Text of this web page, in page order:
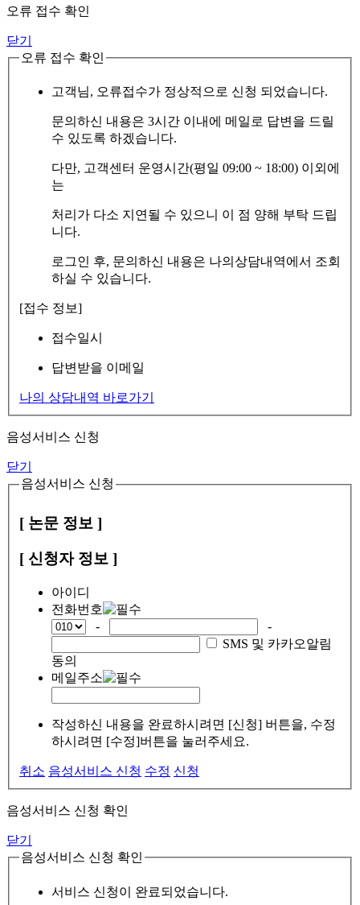
오류 접수 확인
닫기
오류 접수 확인
고객님, 오류접수가 정상적으로 신청 되었습니다.
문의하신 내용은 3시간 이내에 메일로 답변을 드릴
수 있도록 하겠습니다.
다만, 고객센터 운영시간(평일 09:00 ~ 18:00) 이외에
는
처리가 다소 지연될 수 있으니 이 점 양해 부탁 드립
니다.
로그인 후, 문의하신 내용은 나의상담내역에서 조회
하실 수 있습니다.
[접수 정보]
접수일시
답변받을 이메일
나의 상담내역 바로가기
음성서비스 신청
닫기
음성서비스 신청
[ 논문 정보 ]
[ 신청자 정보 ]
아이디
전화번호
-
-
SMS 및 카카오알림
동의
메일주소
작성하신 내용을 완료하시려면 [신청] 버튼을, 수정
하시려면 [수정]버튼을 눌러주세요.
취소 음성서비스 신청 수정 신청
음성서비스 신청 확인
닫기
음성서비스 신청 확인
서비스 신청이 완료되었습니다.